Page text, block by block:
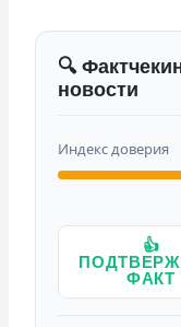
🔍
новости
Индекс доверия
👍
ФАКТ